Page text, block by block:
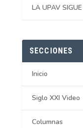
LA UPAV
SECCIONES
Inicio
Siglo XXI Video
Columnas